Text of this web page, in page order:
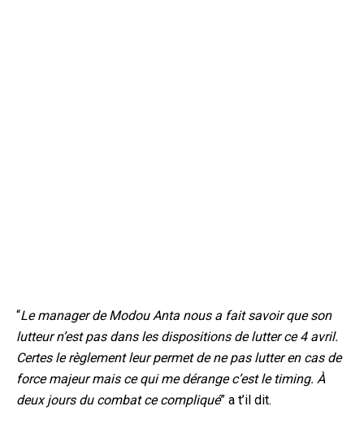
“Le manager de Modou Anta nous a fait savoir que son
lutteur n’est pas dans les dispositions de lutter ce 4 avril.
Certes le règlement leur permet de ne pas lutter en cas de
force majeur mais ce qui me dérange c’est le timing. À
deux jours du combat ce compliqué” a t’il dit.